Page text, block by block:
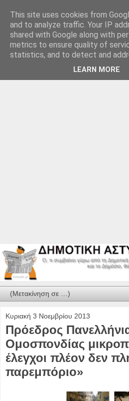
Κυριακή 3 Νοεμβρίου 2013
Πρόεδρος
Ομοσπονδίας
έλεγχοι πλέον δεν
παρεμπόριο»
This site uses cookies from
and to analyze traffic. Your IP
shared with Google along with
metrics to ensure quality of
statistics, and to detect and
LEARN MORE